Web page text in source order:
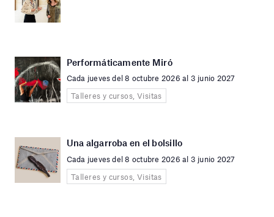
Performáticamente Miró
Cada jueves del 8 octubre 2026 al 3 junio 2027
Talleres y cursos, Visitas
Una algarroba en el bolsillo
Cada jueves del 8 octubre 2026 al 3 junio 2027
Talleres y cursos, Visitas